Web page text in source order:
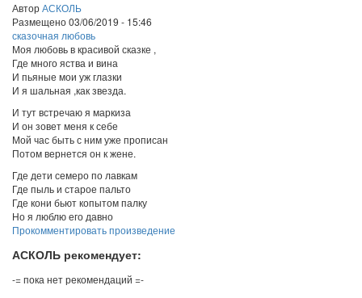
АвторАСКОЛЬ
Размещено03/06/2019 - 15:46
сказочная любовь
Моя любовь в красивой сказке ,
Где много яства и вина
И пьяные мои уж глазки
И я шальная ,как звезда.
И тут встречаю я маркиза
И он зовет меня к себе
Мой час быть с ним уже прописан
Потом вернется он к жене.
Где дети семеро по лавкам
Где пыль и старое пальто
Где кони бьют копытом палку
Но я люблю его давно
Прокомментировать произведение
АСКОЛЬ рекомендует:
-= пока нет рекомендаций =-